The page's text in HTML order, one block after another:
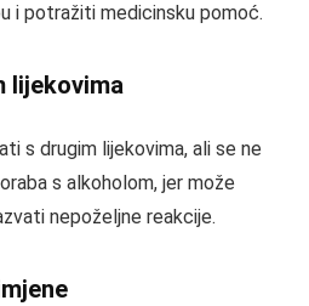
i potražiti medicinsku pomoć.
lijekovima
s drugim lijekovima, ali se ne
s alkoholom, jer može
nepoželjne reakcije.